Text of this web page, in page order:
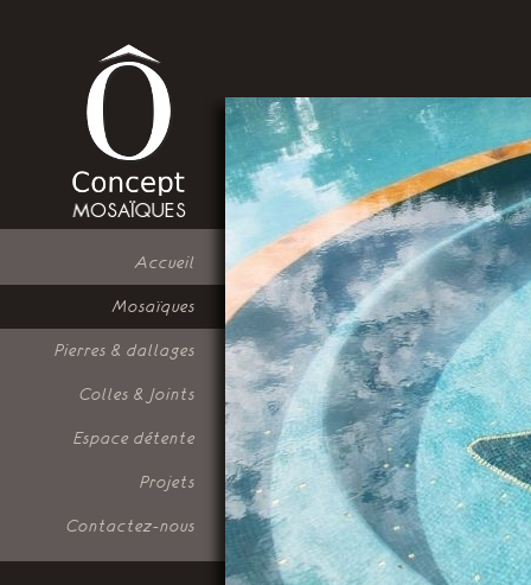
Accueil
Mosaïques
Pierres & dallages
Colles & Joints
Espace détente
Projets
Contactez-nous